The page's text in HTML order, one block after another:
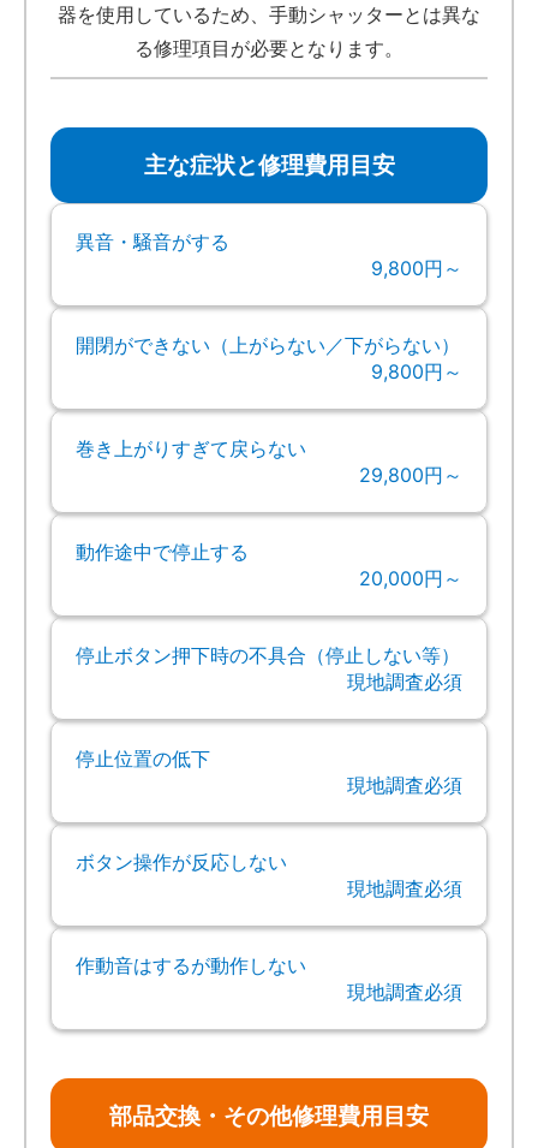
器を使用しているため、手動シャッターとは異な
る修理項目が必要となります。
主な症状と修理費用目安
異音・騒音がする
9,800円～
開閉ができない（上がらない／下がらない）
9,800円～
巻き上がりすぎて戻らない
29,800円～
動作途中で停止する
20,000円～
停止ボタン押下時の不具合（停止しない等）
現地調査必須
停止位置の低下
現地調査必須
ボタン操作が反応しない
現地調査必須
作動音はするが動作しない
現地調査必須
部品交換・その他修理費用目安